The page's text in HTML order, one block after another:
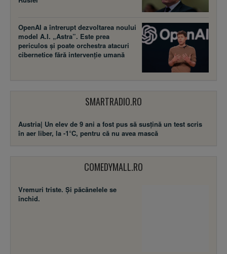
OpenAI a întrerupt dezvoltarea noului
model A.I. „Astra”. Este prea
periculos și poate orchestra atacuri
cibernetice fără intervenție umană
SMARTRADIO.RO
Austria| Un elev de 9 ani a fost pus să susţină un test scris
în aer liber, la -1°C, pentru că nu avea mască
COMEDYMALL.RO
Vremuri triste. Şi păcănelele se
închid.